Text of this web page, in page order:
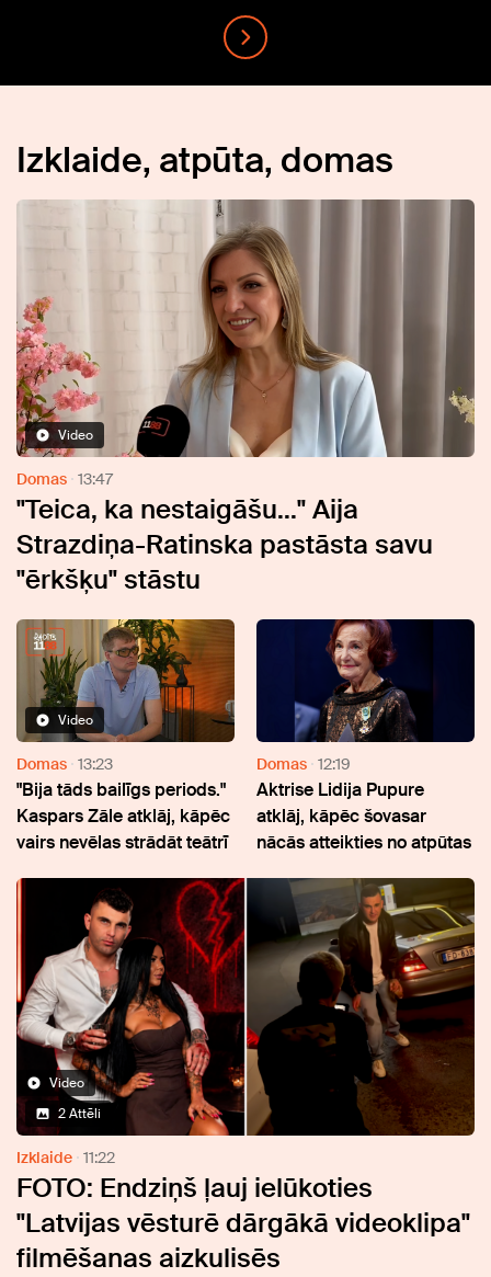
Izklaide, atpūta, domas
Video
Domas 13:47
"Teica, ka nestaigāšu..." Aija
Strazdiņa-Ratinska pastāsta savu
"ērkšķu" stāstu
Video
Domas 13:23
"Bija tāds bailīgs periods."
Kaspars Zāle atklāj, kāpēc
vairs nevēlas strādāt teātrī
Domas 12:19
Aktrise Lidija Pupure
atklāj, kāpēc šovasar
nācās atteikties no atpūtas
Video
2 Attēli
Izklaide 11:22
FOTO: Endziņš ļauj ielūkoties
"Latvijas vēsturē dārgākā videoklipa"
filmēšanas aizkulisēs